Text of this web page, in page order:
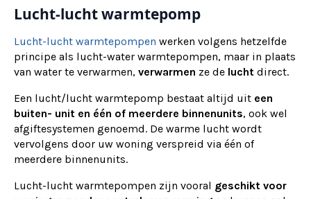
Lucht-lucht warmtepomp
Lucht-lucht warmtepompen werken volgens hetzelfde
principe als lucht-water warmtepompen, maar in plaats
van water te verwarmen, verwarmen ze de lucht direct.
Een lucht/lucht warmtepomp bestaat altijd uit een
buiten- unit en één of meerdere binnenunits, ook wel
afgiftesystemen genoemd. De warme lucht wordt
vervolgens door uw woning verspreid via één of
meerdere binnenunits.
Lucht-lucht warmtepompen zijn vooral geschikt voor